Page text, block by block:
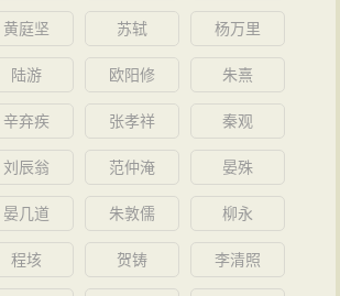
长安，并先期赶回长安筹策“迎銮”。以
增祥撰拟，仍当秘之，勿招人忌也。”
中增设政务处，负责处理军机政务。
宣统二年（1910）护理两江总督。他
黄庭坚 苏轼 杨万里
陆游 欧阳修 朱熹
辛弃疾 张孝祥 秦观
刘辰翁 范仲淹 晏殊
晏几道 朱敦儒 柳永
程垓 贺铸 李清照